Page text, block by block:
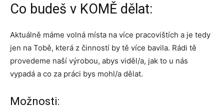
Co budeš v KOMĚ dělat:
Aktuálně máme volná místa na více pracovištích a je tedy
jen na Tobě, která z činností by tě více bavila. Rádi tě
provedeme naší výrobou, abys viděl/a, jak to u nás
vypadá a co za práci bys mohl/a dělat.
Možnosti: